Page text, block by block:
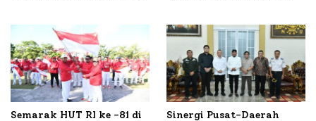
Semarak HUT RI ke -81 di
Sinergi Pusat-Daerah